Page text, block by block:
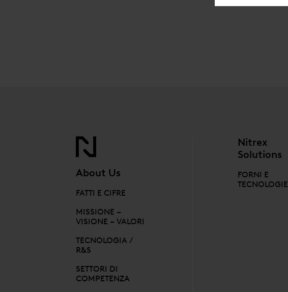
About Us
FATTI E CIFRE
MISSIONE –
VISIONE – VALORI
TECNOLOGIA /
R&S
SETTORI DI
COMPETENZA
Nitrex
Solutions
FORNI E
TECNOLOGIE